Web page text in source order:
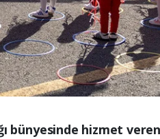
bünyesinde hizmet